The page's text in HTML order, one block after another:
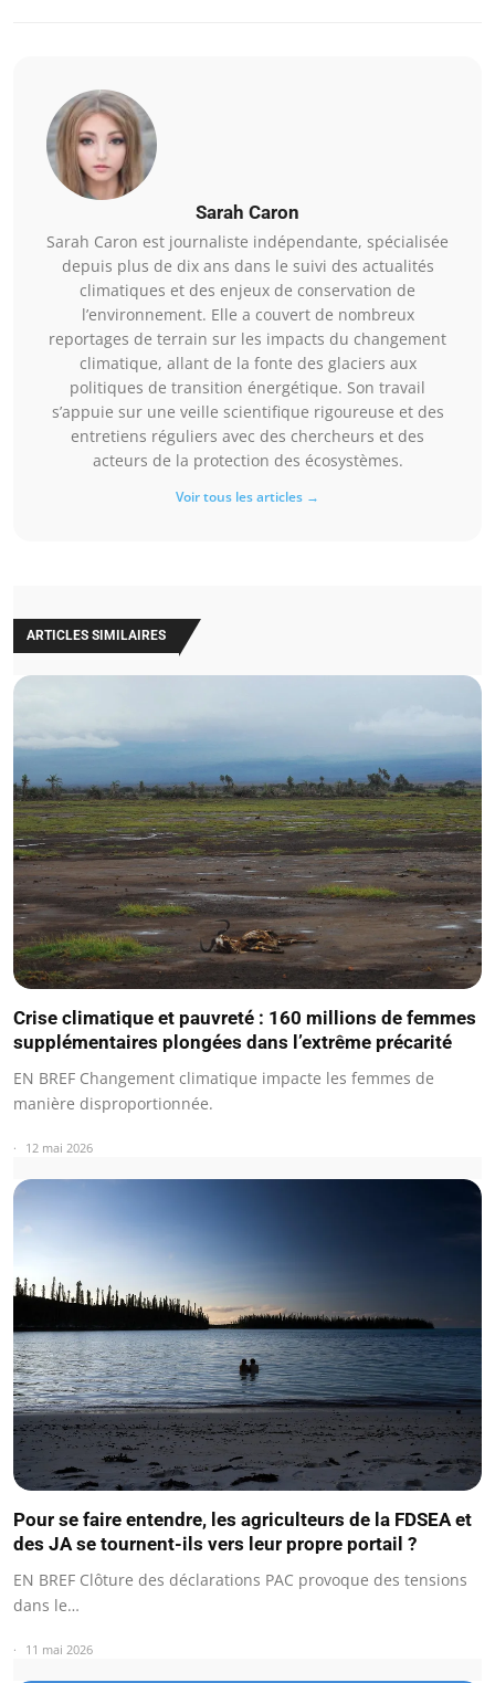
Sarah Caron
Sarah Caron est journaliste indépendante, spécialisée
depuis plus de dix ans dans le suivi des actualités
climatiques et des enjeux de conservation de
l’environnement. Elle a couvert de nombreux
reportages de terrain sur les impacts du changement
climatique, allant de la fonte des glaciers aux
politiques de transition énergétique. Son travail
s’appuie sur une veille scientifique rigoureuse et des
entretiens réguliers avec des chercheurs et des
acteurs de la protection des écosystèmes.
Voir tous les articles →
ARTICLES SIMILAIRES
Crise climatique et pauvreté : 160 millions de femmes
supplémentaires plongées dans l’extrême précarité
EN BREF Changement climatique impacte les femmes de
manière disproportionnée.
12 mai 2026
Pour se faire entendre, les agriculteurs de la FDSEA et
des JA se tournent-ils vers leur propre portail ?
EN BREF Clôture des déclarations PAC provoque des tensions
dans le…
11 mai 2026